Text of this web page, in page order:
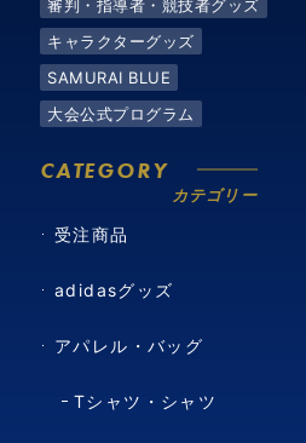
審判・指導者・競技者グッズ
キャラクターグッズ
SAMURAI BLUE
大会公式プログラム
CATEGORY
カテゴリー
受注商品
adidasグッズ
アパレル・バッグ
Tシャツ・シャツ